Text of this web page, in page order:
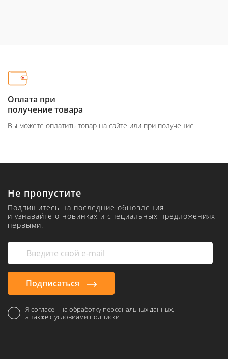
Оплата при
получение товара
Вы можете оплатить товар на сайте или при получение
Не пропустите
Подпишитесь на последние обновления
и узнавайте о новинках и специальных предложениях
первыми.
Подписаться
Я согласен на обработку персональных данных,
а также с условиями подписки